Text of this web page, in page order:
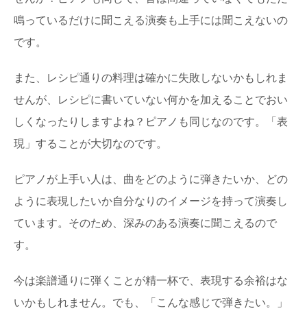
鳴っているだけに聞こえる演奏も上手には聞こえないの
です。
また、レシピ通りの料理は確かに失敗しないかもしれま
せんが、レシピに書いていない何かを加えることでおい
しくなったりしますよね？ピアノも同じなのです。「表
現」することが大切なのです。
ピアノが上手い人は、曲をどのように弾きたいか、どの
ように表現したいか自分なりのイメージを持って演奏し
ています。そのため、深みのある演奏に聞こえるので
す。
今は楽譜通りに弾くことが精一杯で、表現する余裕はな
いかもしれません。でも、「こんな感じで弾きたい。」